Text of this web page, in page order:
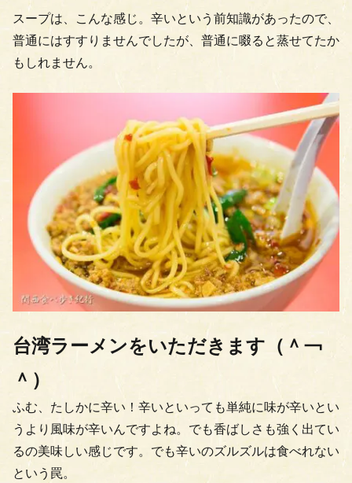
スープは、こんな感じ。辛いという前知識があったので、
普通にはすすりませんでしたが、普通に啜ると蒸せてたか
もしれません。
台湾ラーメンをいただきます（＾￢
＾）
ふむ、たしかに辛い！辛いといっても単純に味が辛いとい
うより風味が辛いんですよね。でも香ばしさも強く出てい
るの美味しい感じです。でも辛いのズルズルは食べれない
という罠。